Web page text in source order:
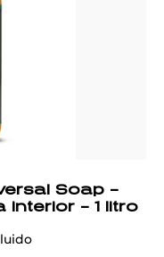
Soap –
– 1 litro